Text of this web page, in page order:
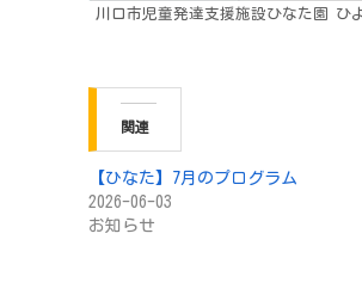
川口市児童発達支援施設ひなた園 ひ
関連
【ひなた】7月のプログラム
2026-06-03
お知らせ